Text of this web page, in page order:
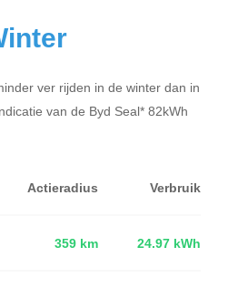
ver rijden in de winter dan in
van de Byd Seal* 82kWh
Actieradius Verbruik
359 km 24.97 kWh